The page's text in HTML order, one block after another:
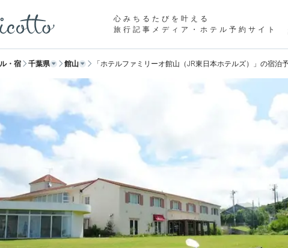
心みちるたびを叶える
旅行記事メディア・ホテル予約サイト
・宿 千葉県 館山 「ホテルファミリーオ館山（JR東日本ホテルズ）」の宿泊